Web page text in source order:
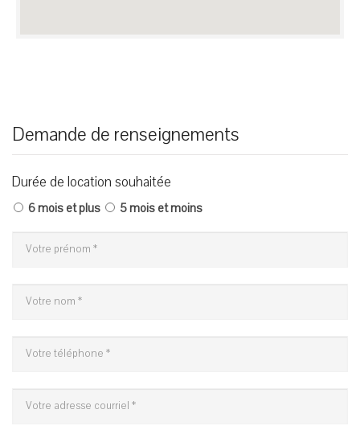
Demande de renseignements
Durée de location souhaitée
6 mois et plus 5 mois et moins